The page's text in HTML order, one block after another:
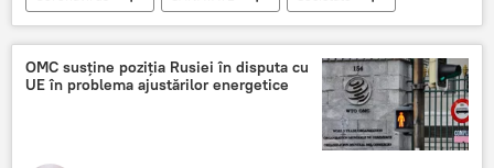
DIASPORĂ
Italia
carantină
Români
OMC susține poziția Rusiei în disputa cu
UE în problema ajustărilor energetice